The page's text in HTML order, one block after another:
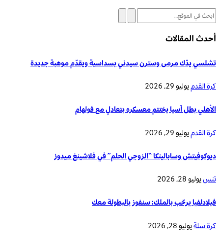
أحدث المقالات
تشلسي يدّك مرمى وسترن سيدني بسداسية ويقدّم موهبة جديدة
كرة القدميوليو 29, 2026
الأهلي بطل آسيا يختتم معسكره بتعادلٍ مع فولهام
كرة القدميوليو 29, 2026
ديوكوفيتش وسابالينكا “الزوجي الحلم” في فلاشينغ ميدوز
تنسيوليو 28, 2026
فيلادلفيا يرحّب بالملك: سنفوز بالبطولة معك
كرة سلةيوليو 28, 2026